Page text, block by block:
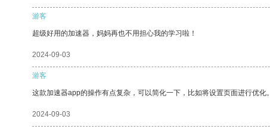
游客
超级好用的加速器，妈妈再也不用担心我的学习啦！
2024-09-03
游客
这款加速器app的操作有点复杂，可以简化一下，比如将设置页面进行优化。
2024-09-03